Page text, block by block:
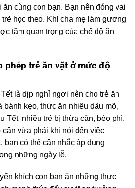
cùng con bạn. Bạn nên đóng vai
trẻ học theo. Khi cha mẹ làm gương
tầm quan trọng của chế độ ăn
phép trẻ ăn vặt ở mức độ
là dịp nghỉ ngơi nên cho trẻ ăn
bánh kẹo, thức ăn nhiều dầu mỡ,
Tết, nhiều trẻ bị thừa cân, béo phì.
cận vừa phải khi nói đến việc
bạn có thể cân nhắc áp dụng
những ngày lễ.
khích con bạn ăn những thực